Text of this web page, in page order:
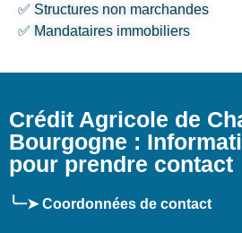
✅ Structures non marchandes
✅ Mandataires immobiliers
Crédit Agricole de
Bourgogne :
pour prendre contact
╰┈➤ Coordonnées de contact